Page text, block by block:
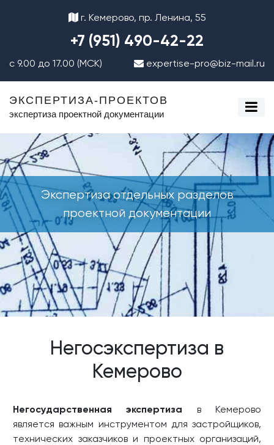
г. Кемерово, пр. Ленина, 55
+7 (951) 490-42-22
с 9.00 до 17.00 (МСК) expertise-pro@biz-mail.ru
ЭКСПЕРТИЗА-ПРОЕКТОВ
экспертиза проектной документации
Экспертиза отдельных разделов
проектной документации
Негосэкспертиза в
Кемерово
Негосударственная экспертиза в Кемерово
является важным инструментом для застройщиков,
технических заказчиков и проектных организаций,